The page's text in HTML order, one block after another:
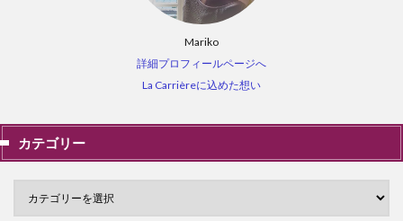
Mariko
詳細プロフィールページへ
La Carrièreに込めた想い
カテゴリー